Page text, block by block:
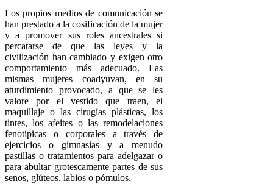
Los propios medios de comunicación se
han prestado a la cosificación de la mujer
y a promover sus roles ancestrales si
percatarse de que las leyes y la
civilización han cambiado y exigen otro
comportamiento más adecuado. Las
mismas mujeres coadyuvan, en su
aturdimiento provocado, a que se les
valore por el vestido que traen, el
maquillaje o las cirugías plásticas, los
tintes, los afeites o las remodelaciones
fenotípicas o corporales a través de
ejercicios o gimnasias y a menudo
pastillas o tratamientos para adelgazar o
para abultar grotescamente partes de sus
senos, glúteos, labios o pómulos.